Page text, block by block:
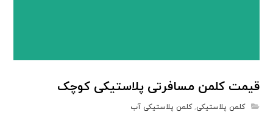
قیمت کلمن مسافرتی پلاستیکی کوچک
کلمن پلاستیکی,کلمن پلاستیکی آب